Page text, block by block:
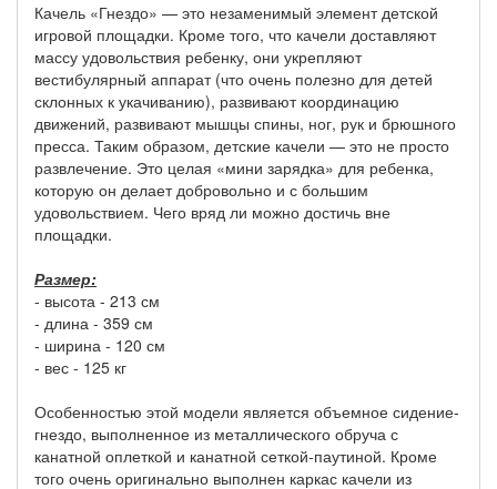
Качель «Гнездо» — это незаменимый элемент детской
игровой площадки. Кроме того, что качели доставляют
массу удовольствия ребенку, они укрепляют
вестибулярный аппарат (что очень полезно для детей
склонных к укачиванию), развивают координацию
движений, развивают мышцы спины, ног, рук и брюшного
пресса. Таким образом, детские качели — это не просто
развлечение. Это целая «мини зарядка» для ребенка,
которую он делает добровольно и с большим
удовольствием. Чего вряд ли можно достичь вне
площадки.
Размер:
- высота - 213 см
- длина - 359 см
- ширина - 120 см
- вес - 125 кг
Особенностью этой модели является объемное сидение-
гнездо, выполненное из металлического обруча с
канатной оплеткой и канатной сеткой-паутиной. Кроме
того очень оригинально выполнен каркас качели из